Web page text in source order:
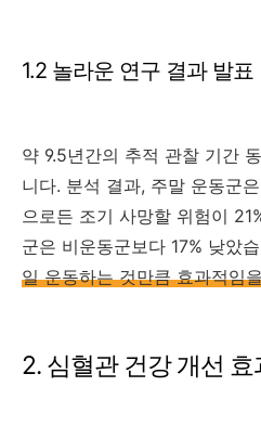
1.2 놀라운 연구 결과 발표
약 9.5년간의 추적 관찰 기간
니다. 분석 결과, 주말 운동군
으로든 조기 사망할 위험이
군은 비운동군보다 17% 낮았
일 운동하는 것만큼 효과적임
2. 심혈관 건강 개선